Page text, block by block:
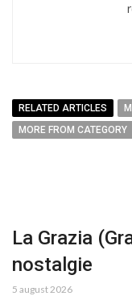
RELATED ARTICLES
MORE FROM CATEGORY
La Grazia
nostalgie
5 august 2026